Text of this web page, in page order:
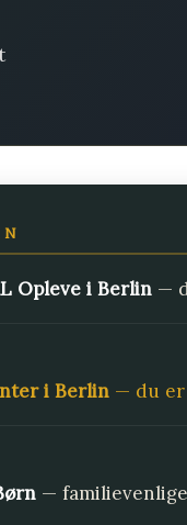
Opleve i Berlin —
i Berlin — du
—